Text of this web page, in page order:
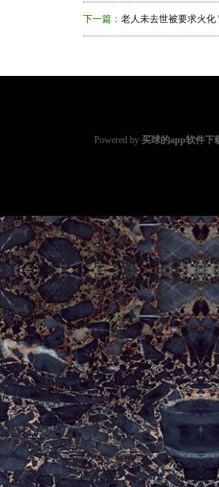
下一篇： 老人未去世被要求火化
Powered by 买球的app软件下